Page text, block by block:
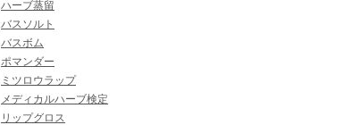
ハーブ蒸留
バスソルト
バスボム
ポマンダー
ミツロウラップ
メディカルハーブ検定
リップグロス